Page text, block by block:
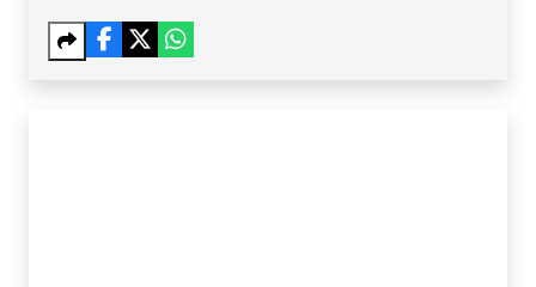
ENTRE LOS CAPTURADOS